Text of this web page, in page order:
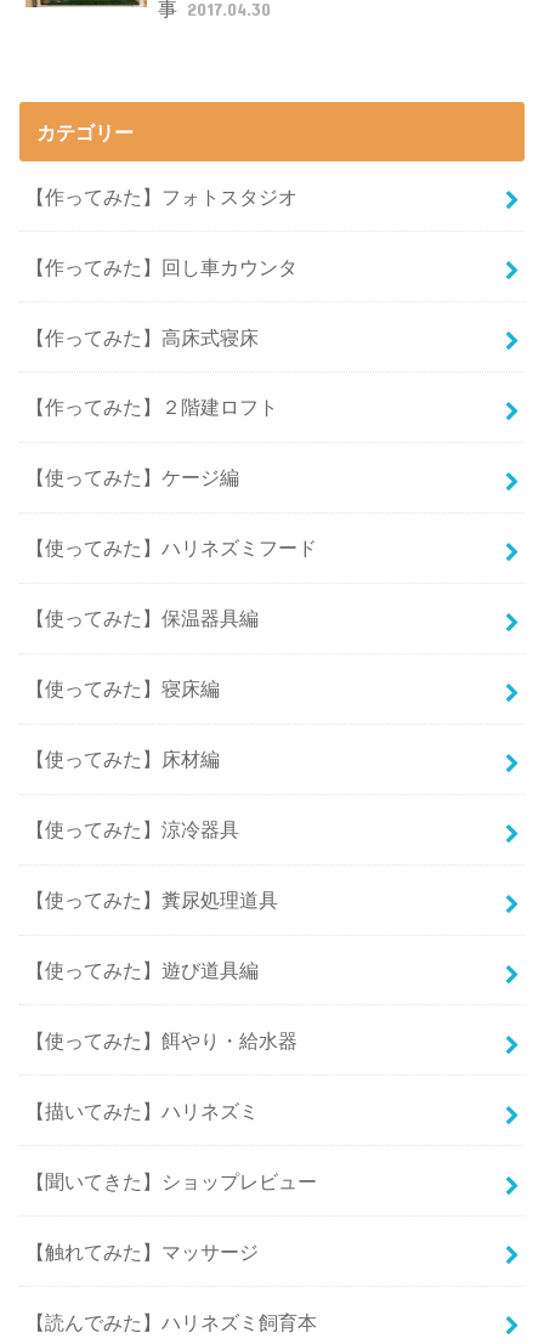
事 2017.04.30
カテゴリー
【作ってみた】フォトスタジオ
【作ってみた】回し車カウンタ
【作ってみた】高床式寝床
【作ってみた】２階建ロフト
【使ってみた】ケージ編
【使ってみた】ハリネズミフード
【使ってみた】保温器具編
【使ってみた】寝床編
【使ってみた】床材編
【使ってみた】涼冷器具
【使ってみた】糞尿処理道具
【使ってみた】遊び道具編
【使ってみた】餌やり・給水器
【描いてみた】ハリネズミ
【聞いてきた】ショップレビュー
【触れてみた】マッサージ
【読んでみた】ハリネズミ飼育本